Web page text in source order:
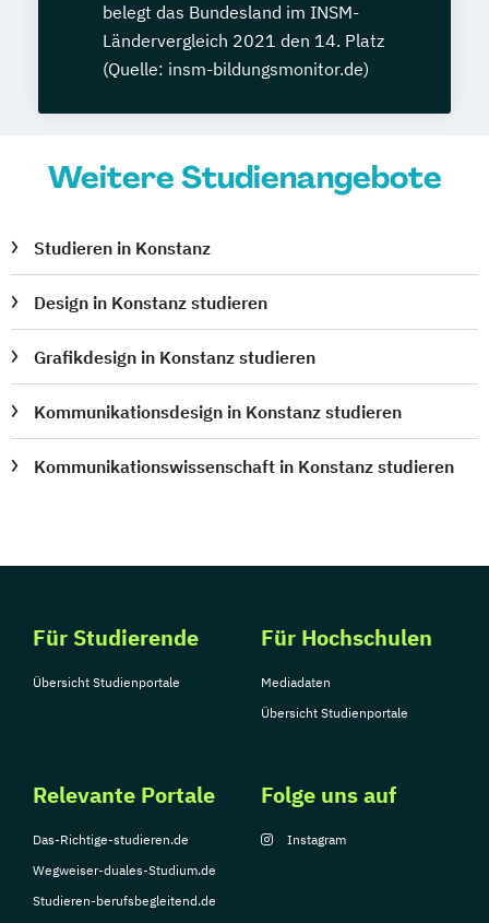
belegt das Bundesland im INSM-
Ländervergleich 2021 den 14. Platz
(Quelle: insm-bildungsmonitor.de)
Weitere Studienangebote
Studieren in Konstanz
Design in Konstanz studieren
Grafikdesign in Konstanz studieren
Kommunikationsdesign in Konstanz studieren
Kommunikationswissenschaft in Konstanz studieren
Für Studierende
Übersicht Studienportale
Für Hochschulen
Mediadaten
Übersicht Studienportale
Relevante Portale
Das-Richtige-studieren.de
Wegweiser-duales-Studium.de
Studieren-berufsbegleitend.de
Folge uns auf
Instagram